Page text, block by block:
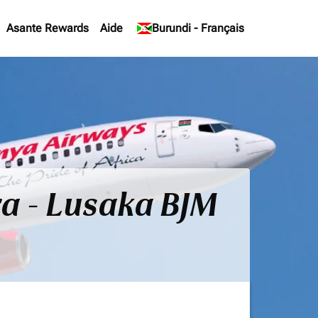
Asante Rewards Aide Burundi - Français
keyboard_arrow_down
- Lusaka BJM